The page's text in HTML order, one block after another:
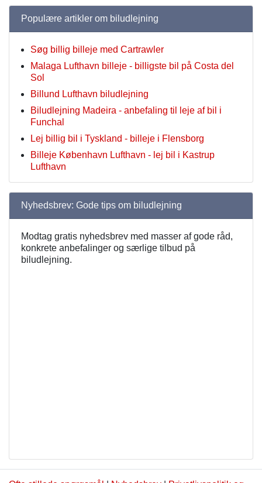
Populære artikler om biludlejning
Søg billig billeje med Cartrawler
Malaga Lufthavn billeje - billigste bil på Costa del
Sol
Billund Lufthavn biludlejning
Biludlejning Madeira - anbefaling til leje af bil i
Funchal
Lej billig bil i Tyskland - billeje i Flensborg
Billeje København Lufthavn - lej bil i Kastrup
Lufthavn
Nyhedsbrev: Gode tips om biludlejning
Modtag gratis nyhedsbrev med masser af gode råd,
konkrete anbefalinger og særlige tilbud på
biludlejning.